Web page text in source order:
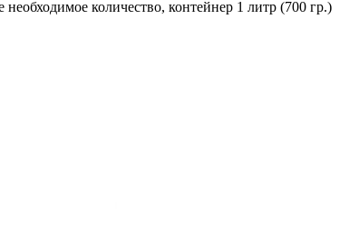
количество, контейнер 1 литр (700 гр.)